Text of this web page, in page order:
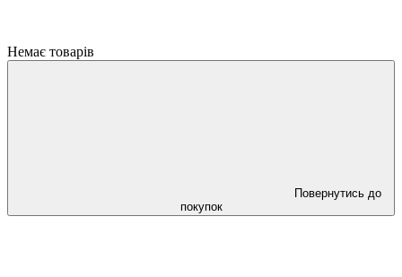
Немає товарів
Повернутись до
покупок